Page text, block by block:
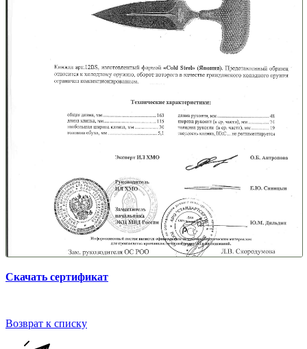
Скачать сертификат
Возврат к списку